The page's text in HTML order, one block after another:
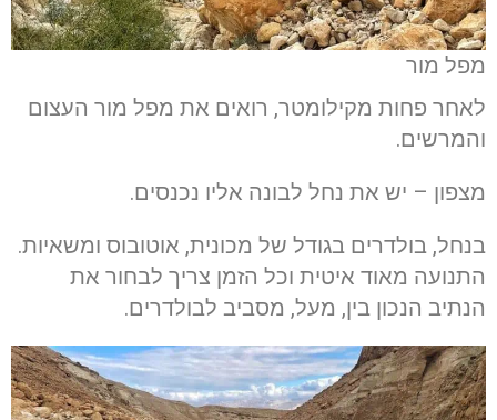
מפל מור
לאחר פחות מקילומטר, רואים את מפל מור העצום
והמרשים.
מצפון – יש את נחל לבונה אליו נכנסים.
בנחל, בולדרים בגודל של מכונית, אוטובוס ומשאיות.
התנועה מאוד איטית וכל הזמן צריך לבחור את
הנתיב הנכון בין, מעל, מסביב לבולדרים.